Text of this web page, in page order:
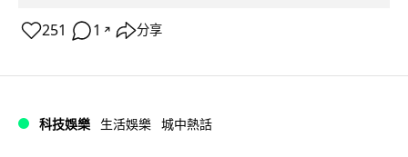
251 1 ↗ 分享
科技娛樂 生活娛樂 城中熱話